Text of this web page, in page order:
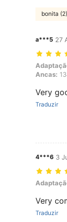
bonita (2)
a***5 27
Adaptação
Ancas:
Very
Traduzir
4***6 3
Adaptação
Very
Traduzir